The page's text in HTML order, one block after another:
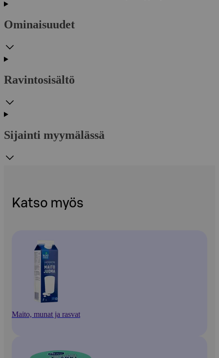
Ominaisuudet
Ravintosisältö
Sijainti myymälässä
Katso myös
Maito, munat ja rasvat